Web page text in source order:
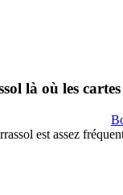
là où les
est assez